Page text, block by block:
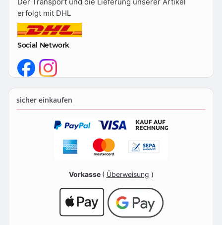
erfolgt mit DHL
Social Network
sicher einkaufen
Vorkasse ( Überweisung )